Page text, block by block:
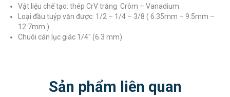
Vật liệu chế tạo: thép CrV trắng Crôm – Vanadium
Loại đầu tuýp vặn được: 1/2 – 1/4 – 3/8 ( 6.35mm – 9.5mm –
12.7mm )
Chuôi cán lục giác 1/4″ (6.3 mm)
Sản phẩm liên quan